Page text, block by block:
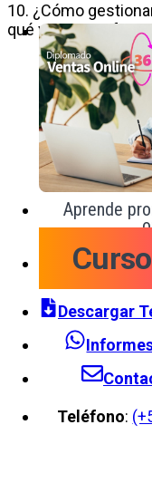
10. ¿Cómo
qué ventajas
Aprende
Descargar
Teléfono: